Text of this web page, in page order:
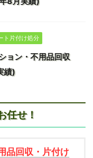
ト片付け処分
ョン・不用品回収
績)
任せ！
品回収・片付け